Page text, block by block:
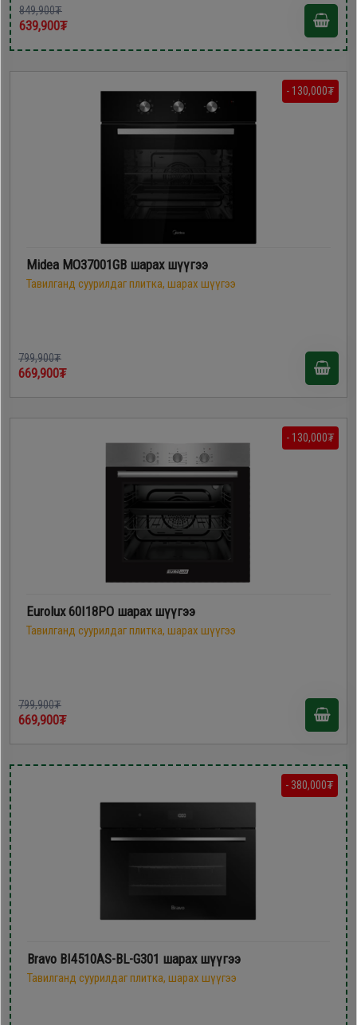
849,900₮
639,900₮
- 130,000₮
Midea MO37001GB шарах шүүгээ
Тавилганд суурилдаг плитка, шарах шүүгээ
799,900₮
669,900₮
- 130,000₮
Eurolux 60I18PO шарах шүүгээ
Тавилганд суурилдаг плитка, шарах шүүгээ
799,900₮
669,900₮
- 380,000₮
Bravo BI4510AS-BL-G301 шарах шүүгээ
Тавилганд суурилдаг плитка, шарах шүүгээ